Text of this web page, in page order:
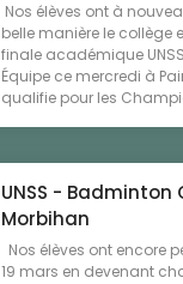
Nos élèves ont à
belle manière le collège
finale académique
Équipe ce mercredi à
qualifie pour les
UNSS -
Morbihan
Nos élèves ont encore
19 mars en devenant